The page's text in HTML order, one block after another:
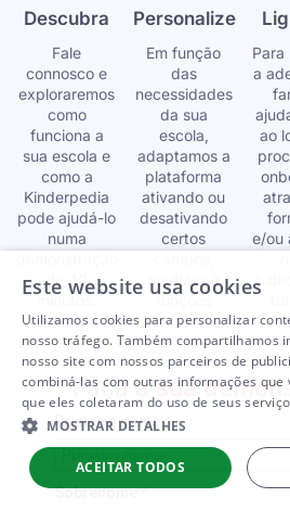
Descubra
Fale
connosco e
exploraremos
como
funciona a
sua escola e
como a
Kinderpedia
pode ajudá-lo
numa
de 40
minutos.
Personalize
Em função
das
necessidades
da sua
escola,
adaptamos a
plataforma
ativando ou
desativando
certos
módulos e
funções
Para
a
ao
e/ou
Faça a sua
Primeiro nome *
Sobrenome*
Este website usa cookies
Utilizamos cookies para personalizar
nosso tráfego. Também compartilhamos
nosso site com nossos parceiros de
combiná-las com outras informações que
que eles coletaram do uso de seus
MOSTRAR DETALHES
ACEITAR TODOS